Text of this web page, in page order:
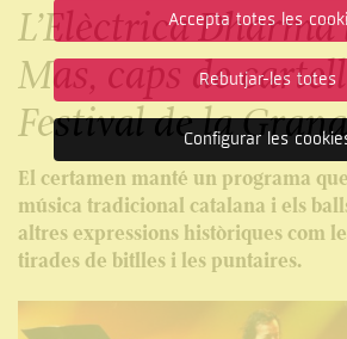
L’Elèctrica Dharma
Mas, caps de
Festival de la
El certamen manté un programa
música tradicional catalana i els
altres expressions històriques com
tirades de bitlles i les puntaires.
Accepta totes les
Rebutjar-les totes
Configurar les